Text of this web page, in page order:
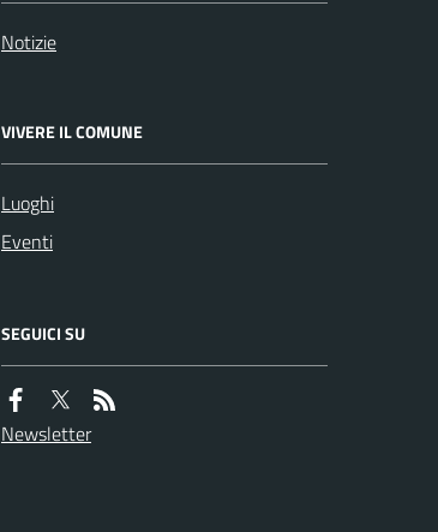
Notizie
VIVERE IL COMUNE
Luoghi
Eventi
SEGUICI SU
Newsletter